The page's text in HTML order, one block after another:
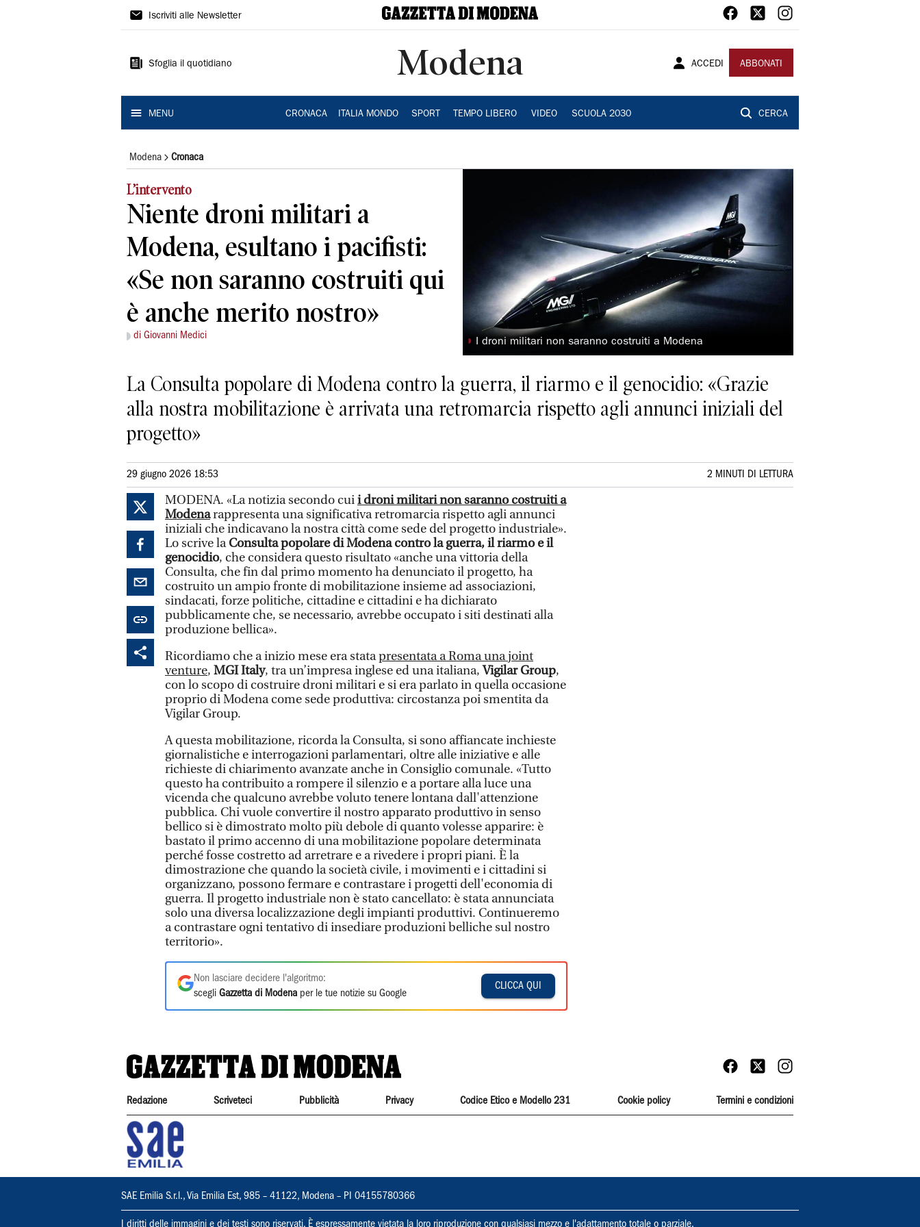
Gazzetta
Modena
Iscriviti alle Newsletter
Sfoglia il quotidiano Modena ACCEDI ABBONATI
MENU CRONACA ITALIA MONDO SPORT TEMPO LIBERO VIDEO SCUOLA 2030 CERCA
Modena Cronaca
L’intervento
Niente droni militari a
Modena, esultano i pacifisti:
«Se non saranno costruiti qui
è anche merito nostro»
di Giovanni Medici
◗ I droni militari non saranno costruiti a Modena
La Consulta popolare di Modena contro la guerra, il riarmo e il genocidio: «Grazie
alla nostra mobilitazione è arrivata una retromarcia rispetto agli annunci iniziali del
progetto»
29 giugno 2026 18:53 2 MINUTI DI LETTURA
MODENA. «La notizia secondo cuii droni militari non saranno costruiti a
Modenarappresenta una significativa retromarcia rispetto agli annunci
iniziali che indicavano la nostra città come sede del progetto industriale».
Lo scrive laConsulta popolare di Modena contro la guerra, il riarmo e il
genocidio, che considera questo risultato «anche una vittoria della
Consulta, che fin dal primo momento ha denunciato il progetto, ha
costruito un ampio fronte di mobilitazione insieme ad associazioni,
sindacati, forze politiche, cittadine e cittadini e ha dichiarato
pubblicamente che, se necessario, avrebbe occupato i siti destinati alla
produzione bellica».
Ricordiamo che a inizio mese era statapresentata a Roma una joint
venture, MGI Italy, tra un’impresa inglese ed una italiana,Vigilar Group,
con lo scopo di costruire droni militari e si era parlato in quella occasione
proprio di Modena come sede produttiva: circostanza poi smentita da
Vigilar Group.
A questa mobilitazione, ricorda la Consulta, si sono affiancate inchieste
giornalistiche e interrogazioni parlamentari, oltre alle iniziative e alle
richieste di chiarimento avanzate anche in Consiglio comunale. «Tutto
questo ha contribuito a rompere il silenzio e a portare alla luce una
vicenda che qualcuno avrebbe voluto tenere lontana dall'attenzione
pubblica. Chi vuole convertire il nostro apparato produttivo in senso
bellico si è dimostrato molto più debole di quanto volesse apparire: è
bastato il primo accenno di una mobilitazione popolare determinata
perché fosse costretto ad arretrare e a rivedere i propri piani. È la
dimostrazione che quando la società civile, i movimenti e i cittadini si
organizzano, possono fermare e contrastare i progetti dell'economia di
guerra. Il progetto industriale non è stato cancellato: è stata annunciata
solo una diversa localizzazione degli impianti produttivi. Continueremo
a contrastare ogni tentativo di insediare produzioni belliche sul nostro
territorio».
Non lasciare decidere l'algoritmo:
scegli Gazzetta di Modena per le tue notizie su Google
CLICCA QUI
Redazione Scriveteci Pubblicità Privacy Codice Etico e Modello 231 Cookie policy Termini e condizioni
SAE Emilia S.r.l., Via Emilia Est, 985 – 41122, Modena – PI 04155780366
I diritti delle immagini e dei testi sono riservati. È espressamente vietata la loro riproduzione con qualsiasi mezzo e l'adattamento totale o parziale.